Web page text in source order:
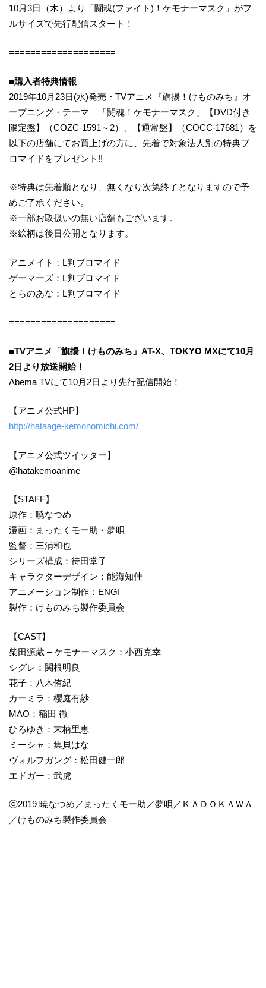
10月3日（木）より「闘魂(ファイト)！ケモナーマスク」がフ
ルサイズで先行配信スタート！
====================
■購入者特典情報
2019年10月23日(水)発売・TVアニメ『旗揚！けものみち』オ
ープニング・テーマ 「闘魂！ケモナーマスク」【DVD付き
限定盤】（COZC-1591～2）、【通常盤】（COCC-17681）を
以下の店舗にてお買上げの方に、先着で対象法人別の特典ブ
ロマイドをプレゼント!!
※特典は先着順となり、無くなり次第終了となりますので予
めご了承ください。
※一部お取扱いの無い店舗もございます。
※絵柄は後日公開となります。
アニメイト：L判ブロマイド
ゲーマーズ：L判ブロマイド
とらのあな：L判ブロマイド
====================
■TVアニメ「旗揚！けものみち」AT-X、TOKYO MXにて10月
2日より放送開始！
Abema TVにて10月2日より先行配信開始！
【アニメ公式HP】
http://hataage-kemonomichi.com/
【アニメ公式ツイッター】
@hatakemoanime
【STAFF】
原作：暁なつめ
漫画：まったくモー助・夢唄
監督：三浦和也
シリーズ構成：待田堂子
キャラクターデザイン：能海知佳
アニメーション制作：ENGI
製作：けものみち製作委員会
【CAST】
柴田源蔵 – ケモナーマスク：小西克幸
シグレ：関根明良
花子：八木侑紀
カーミラ：櫻庭有紗
MAO：稲田 徹
ひろゆき：末柄里恵
ミーシャ：集貝はな
ヴォルフガング：松田健一郎
エドガー：武虎
ⓒ2019 暁なつめ／まったくモー助／夢唄／ＫＡＤＯＫＡＷＡ
／けものみち製作委員会